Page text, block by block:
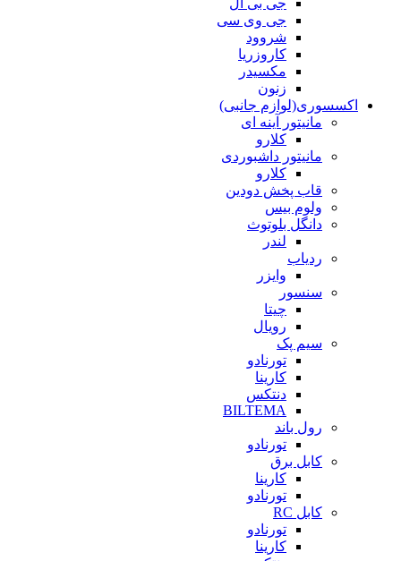
جی وی سی
شروود
کاروزریا
مکسیدر
زنون
اکسسوری(لوازم جانبی)
مانیتور آینه ای
کلارو
مانیتور داشبوردی
کلارو
قاب پخش دودین
ولوم بیس
دانگل بلوتوث
لندر
ردیاب
وایزر
سنسور
چیتا
رویال
سیم پک
تورنادو
کارینا
دنتکس
BILTEMA
رول باند
تورنادو
کابل برق
کارینا
تورنادو
کابل RC
تورنادو
کارینا